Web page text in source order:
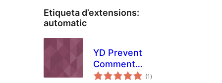
Etiqueta d’extensions:
automatic
YD Prevent
Comment
Impersonation
(1 puntuacions
totals
)